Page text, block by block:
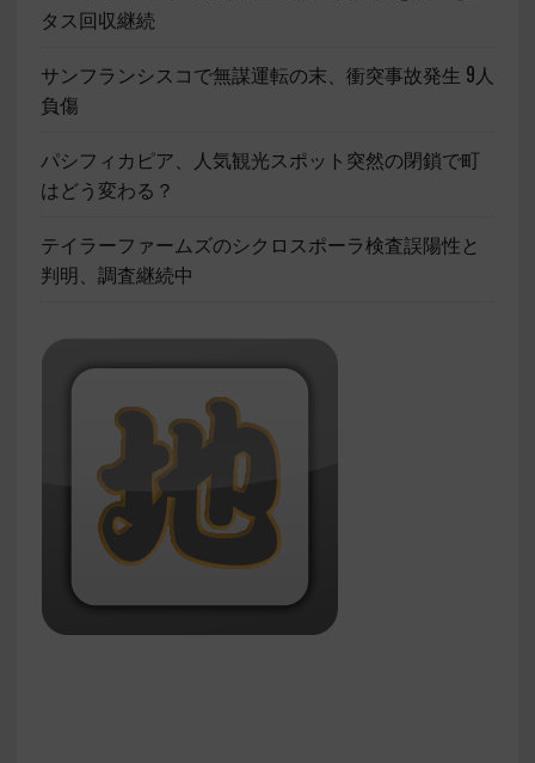
タス回収継続
サンフランシスコで無謀運転の末、衝突事故発生 9人
負傷
パシフィカピア、人気観光スポット突然の閉鎖で町
はどう変わる？
テイラーファームズのシクロスポーラ検査誤陽性と
判明、調査継続中